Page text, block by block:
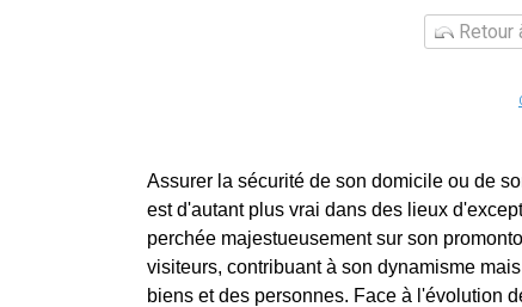
Retour
Assurer la sécurité de son domicile ou de
est d'autant plus vrai dans des lieux
perchée majestueusement sur son
visiteurs, contribuant à son dynamisme
biens et des personnes. Face à l'évolution